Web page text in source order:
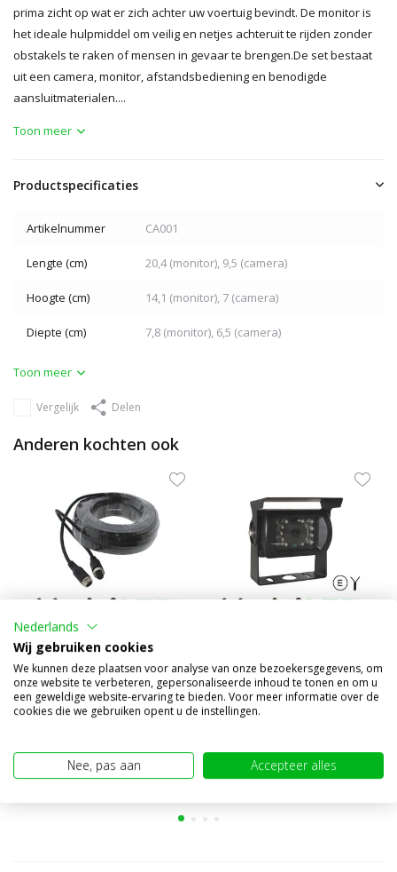
prima zicht op wat er zich achter uw voertuig bevindt. De monitor is
het ideale hulpmiddel om veilig en netjes achteruit te rijden zonder
obstakels te raken of mensen in gevaar te brengen.De set bestaat
uit een camera, monitor, afstandsbediening en benodigde
aansluitmaterialen....
Toon meer
Productspecificaties
Artikelnummer CA001
Lengte (cm) 20,4 (monitor), 9,5 (camera)
Hoogte (cm) 14,1 (monitor), 7 (camera)
Diepte (cm) 7,8 (monitor), 6,5 (camera)
Toon meer
Vergelijk Delen
Anderen kochten ook
Camera verlengkabel 20m
€20,95
(€17,31 excl. BTW)
kleur
€69,95
(€57,81 excl. BTW)
Nederlands
Wij gebruiken cookies
We kunnen deze plaatsen voor analyse van onze bezoekersgegevens, om
onze website te verbeteren, gepersonaliseerde inhoud te tonen en om u
een geweldige website-ervaring te bieden. Voor meer informatie over de
cookies die we gebruiken opent u de instellingen.
Nee, pas aan Accepteer alles